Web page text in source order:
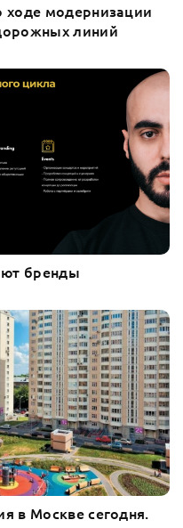
модернизации
линий
бренды
в Москве сегодня.